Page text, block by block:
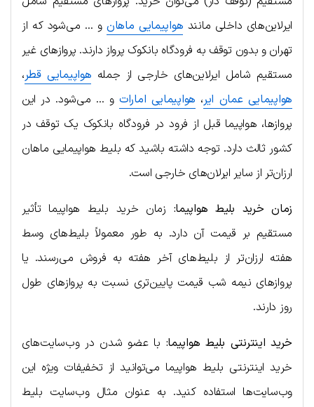
ایرلاین‌های داخلی مانند هواپیمایی ماهانو … می‌شود که از
تهران و بدون توقف به فرودگاه بانکوک پرواز دارند. پروازهای غیر
مستقیم شامل ایرلاین‌های خارجی از جمله هواپیمایی قطر،
هواپیمایی عمان ایر، هواپیمایی اماراتو … می‌شود. در این
پروازها، هواپیما قبل از فرود در فرودگاه بانکوک یک توقف در
کشور ثالث دارد. توجه داشته باشید که بلیط هواپیمایی ماهان
ارزان‌تر از سایر ایرلان‌های خارجی است.
زمان خرید بلیط هواپیما: زمان خرید بلیط هواپیما تأثیر
مستقیم بر قیمت آن دارد. به طور معمولاً بلیط‌های وسط
هفته ارزان‌تر از بلیط‌های آخر هفته به فروش می‌رسند. یا
پروازهای نیمه شب قیمت پایین‌تری نسبت به پروازهای طول
روز دارند.
خرید اینترنتی بلیط هواپیما: با عضو شدن در وب‌سایت‌های
خرید اینترنتی بلیط هواپیما می‌توانید از تخفیفات ویژه این
وب‌سایت‌ها استفاده کنید. به عنوان مثال وب‌سایت بلیط